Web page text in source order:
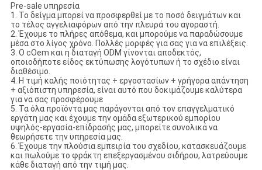
Pre-sale υπηρεσία
1. Το δείγμα μπορεί να προσφερθεί με το ποσό δειγμάτων και
το τέλος αγγελιαφόρων από την πλευρά του αγοραστή.
2. Έχουμε το πλήρες απόθεμα, και μπορούμε να παραδώσουμε
μέσα στο λίγος χρόνο. Πολλές μορφές για σας για να επιλέξεις.
3. Ο cOem και η διαταγή ODM γίνονται αποδεκτός,
οποιοδήποτε είδος εκτύπωσης λογότυπων ή το σχέδιο είναι
διαθέσιμο.
4. Η τιμή καλής ποιότητας + εργοστασίων + γρήγορα απάντηση
+ αξιόπιστη υπηρεσία, είναι αυτό που δοκιμάζουμε καλύτερα
για να σας προσφέρουμε
5. Τα όλα προϊόντα μας παράγονται από τον επαγγελματικό
εργάτη μας και έχουμε την ομάδα εξωτερικού εμπορίου
υψηλός-εργασία-επίδρασής μας, μπορείτε συνολικά να
θεωρήσετε την υπηρεσία μας.
6. Έχουμε την πλούσια εμπειρία του σχεδίου, κατασκευάζουμε
και πωλούμε το φράκτη επεξεργασμένου σιδήρου, λατρεύουμε
κάθε διαταγή από την τιμή μας.